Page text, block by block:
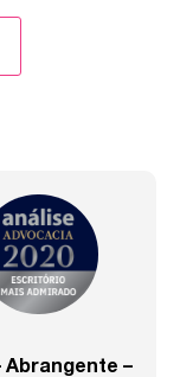
Abrangente –